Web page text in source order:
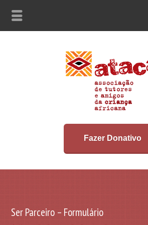
Fazer Donativo
Ser Parceiro – Formulário